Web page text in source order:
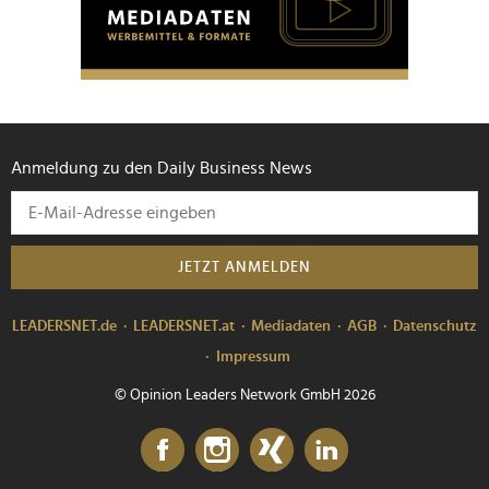
personalisieren, Funktionen für soziale Medien anbieten
zu können und die Zugriffe auf unsere Website zu
analysieren. Außerdem geben wir Informationen zu Ihrer
soziale Medien, Werbung und Analysen weiter. Unsere
weiteren Daten zusammen, die Sie ihnen bereitgestellt
haben oder die sie im Rahmen Ihrer Nutzung der Dienste
gesammelt haben.
Anmeldung zu den Daily Business News
JETZT ANMELDEN
LEADERSNET.de LEADERSNET.at Mediadaten AGB
Datenschutz
Impressum
© Opinion Leaders Network GmbH 2026